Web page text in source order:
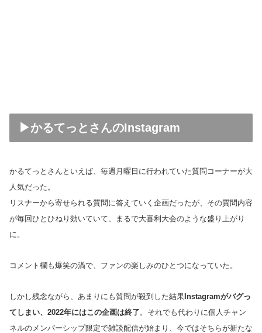
▶かるてっとさんのInstagram
かるてっとさんといえば、毎週月曜日に行われていた質問コーナーが大
人気だった。
リスナーから寄せられる質問に答えていく企画だったが、その質問内容
が毎回ひとひねり効いていて、まるで大喜利大会のような盛り上がり
に。
コメント欄も爆笑の渦で、ファンの楽しみのひとつになっていた。
しかし残念ながら、あまりにも質問が殺到した結果 Instagramがバグっ
てしまい、2022年にはこの企画は終了 。それでも代わりに個人チャン
ネルのメンバーシップ限定で雑談配信が始まり、今ではそちらが新たな